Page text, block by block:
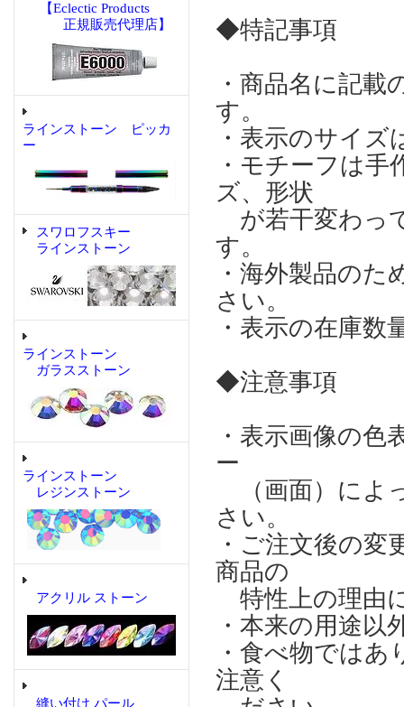
【Eclectic Products
正規販売代理店】
ラインストーン ピッカ
ー
スワロフスキー
ラインストーン
ラインストーン
ガラスストーン
ラインストーン
レジンストーン
アクリル ストーン
縫い付け パール
◆特記事項
・商品名に記
す。
・表示のサイ
・モチーフは
ズ、形状
が若干変わっ
す。
・海外製品の
さい。
・表示の在庫
◆注意事項
・表示画像の
ー
（画面）によ
さい。
・ご注文後の
商品の
特性上の理由
・本来の用途
・食べ物では
注意く